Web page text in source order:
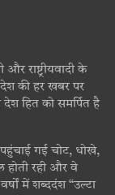
राष्ट्रीयवादी के
की हर खबर पर
हित को समर्पित है
पहुंचाई गई चोट, धोखे,
होती रही और वे
में शब्ददंश “उल्टा